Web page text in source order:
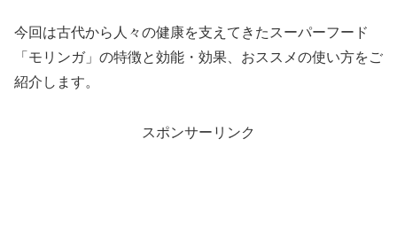
今回は古代から人々の健康を支えてきたスーパーフード
「モリンガ」の特徴と効能・効果、おススメの使い方をご
紹介します。
スポンサーリンク